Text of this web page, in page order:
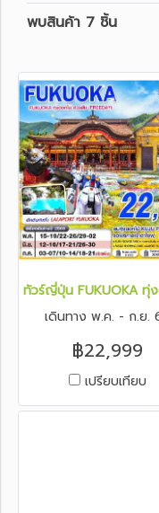
พบสินค้า 7 ชิ้น
ทัวร์ญี่ปุ่น FUKUOKA ทุ่
เดินทาง พ.ค. - ก.ย.
฿22,999
เปรียบเทียบ